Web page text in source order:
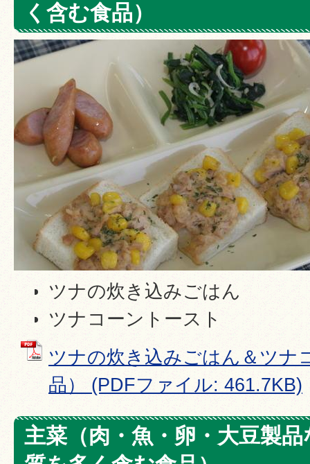
く含む食品）
ツナの炊き込みごはん
ツナコーントースト
ツナの炊き込みごはん＆ツナ
品） (PDFファイル: 461.7KB)
主菜（肉・魚・卵・大豆製